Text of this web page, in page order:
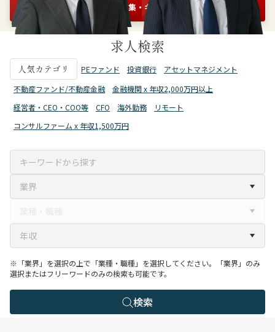
無料1分 まずは情報収集・キャリア相談を申し込む
求人検索
人気カテゴリ PEファンド 投資銀行
アセットマネジメント
不動産ファンド/不動産金融
金融機関 x 年収2,000万円以上
経営者・CEO・COO等
CFO 海外勤務
リモート
コンサルファーム x 年収1,500万円
※「業界」を選択の上で「業種・職種」を選択してください。「業界」のみ
選択またはフリーワードのみの検索も可能です。
検索